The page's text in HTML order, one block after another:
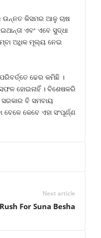
ଉନ୍ନତ କିସମର ଆଳୁ ଚାଷ
ଏବଂ ଏବେ ସୁଦ୍ଧା
ଅଧିକ ମୂଲ୍ୟ ନେଇ
ଢେର କମିଛି ।
ହୋଇନାହିଁ । ବିଶେଷକରି
ବି ସମବାୟ
କେବେ ଏହା ସଂପୂର୍ଣ୍ଣ
Next article
For Suna Besha